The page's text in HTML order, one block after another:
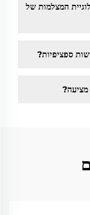
המצלמות של
ספציפיות?
מציעה?